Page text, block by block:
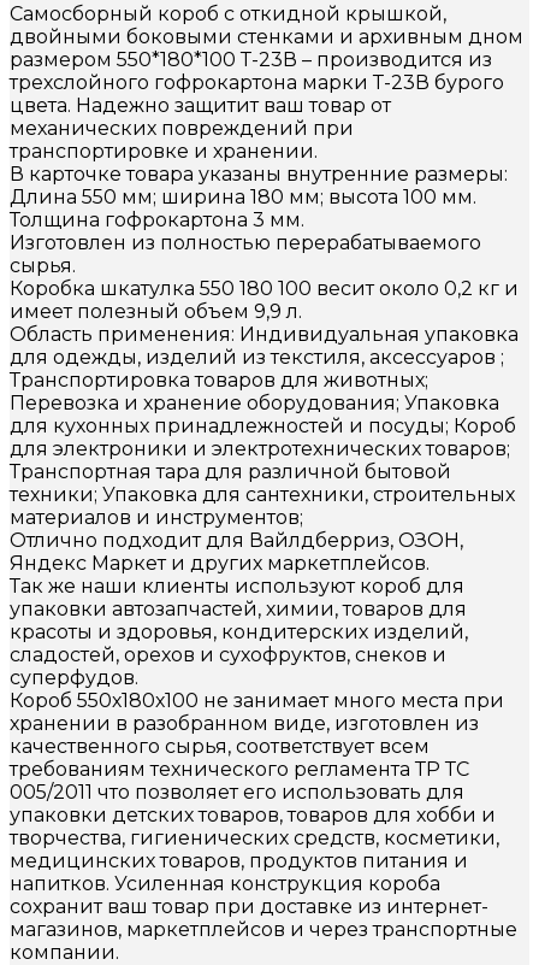
Самосборный короб с откидной крышкой,
двойными боковыми стенками и архивным дном
размером 550*180*100 Т-23В – производится из
трехслойного гофрокартона марки Т-23В бурого
цвета. Надежно защитит ваш товар от
механических повреждений при
транспортировке и хранении.
В карточке товара указаны внутренние размеры:
Длина 550 мм; ширина 180 мм; высота 100 мм.
Толщина гофрокартона 3 мм.
Изготовлен из полностью перерабатываемого
сырья.
Коробка шкатулка 550 180 100 весит около 0,2 кг и
имеет полезный объем 9,9 л.
Область применения: Индивидуальная упаковка
для одежды, изделий из текстиля, аксессуаров ;
Транспортировка товаров для животных;
Перевозка и хранение оборудования; Упаковка
для кухонных принадлежностей и посуды; Короб
для электроники и электротехнических товаров;
Транспортная тара для различной бытовой
техники; Упаковка для сантехники, строительных
материалов и инструментов;
Отлично подходит для Вайлдберриз, ОЗОН,
Яндекс Маркет и других маркетплейсов.
Так же наши клиенты используют короб для
упаковки автозапчастей, химии, товаров для
красоты и здоровья, кондитерских изделий,
сладостей, орехов и сухофруктов, снеков и
суперфудов.
Короб 550х180х100 не занимает много места при
хранении в разобранном виде, изготовлен из
качественного сырья, соответствует всем
требованиям технического регламента ТР ТС
005/2011 что позволяет его использовать для
упаковки детских товаров, товаров для хобби и
творчества, гигиенических средств, косметики,
медицинских товаров, продуктов питания и
напитков. Усиленная конструкция короба
сохранит ваш товар при доставке из интернет-
магазинов, маркетплейсов и через транспортные
компании.